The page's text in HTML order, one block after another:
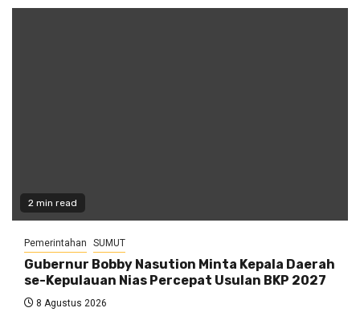
2 min read
Pemerintahan SUMUT
Gubernur Bobby Nasution Minta Kepala Daerah
se-Kepulauan Nias Percepat Usulan BKP 2027
8 Agustus 2026